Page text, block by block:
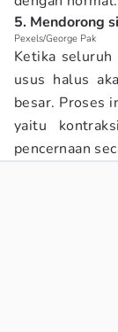
5. Mendorong
Pexels/George Pak
Ketika seluruh
usus halus
besar. Proses
yaitu
pencernaan